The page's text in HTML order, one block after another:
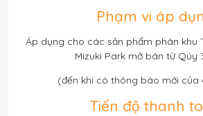
Phạm vi áp
Áp dụng cho các sản phẩm phân khu
Mizuki Park mở bán từ Qúy
(đến khi có thông báo mới của
Tiến độ thanh